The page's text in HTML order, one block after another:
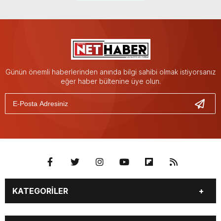
Günün önemli haberlerinden anında bilgi sahibi olmak istiyorsanız
eğer haber bültenine üye olun.
KATEGORİLER
GÜNDEM SİYASET